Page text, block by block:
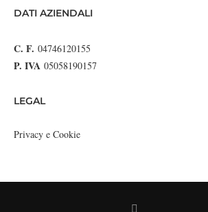
DATI AZIENDALI
C. F. 04746120155
P. IVA 05058190157
LEGAL
Privacy e Cookie